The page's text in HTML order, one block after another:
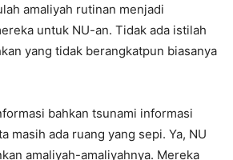
amaliyah rutinan menjadi
untuk NU-an. Tidak ada istilah
yang tidak berangkatpun biasanya
bahkan tsunami informasi
masih ada ruang yang sepi. Ya, NU
amaliyah-amaliyahnya. Mereka